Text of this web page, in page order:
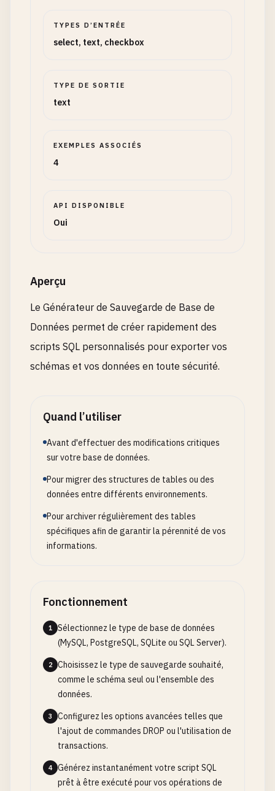
TYPES D’ENTRÉE
select, text, checkbox
TYPE DE SORTIE
text
EXEMPLES ASSOCIÉS
4
API DISPONIBLE
Oui
Aperçu
Le Générateur de Sauvegarde de Base de
Données permet de créer rapidement des
scripts SQL personnalisés pour exporter vos
schémas et vos données en toute sécurité.
Quand l’utiliser
Avant d'effectuer des modifications critiques
sur votre base de données.
Pour migrer des structures de tables ou des
données entre différents environnements.
Pour archiver régulièrement des tables
spécifiques afin de garantir la pérennité de vos
informations.
Fonctionnement
1
Sélectionnez le type de base de données
(MySQL, PostgreSQL, SQLite ou SQL Server).
2
Choisissez le type de sauvegarde souhaité,
comme le schéma seul ou l'ensemble des
données.
3
Configurez les options avancées telles que
l'ajout de commandes DROP ou l'utilisation de
transactions.
4
Générez instantanément votre script SQL
prêt à être exécuté pour vos opérations de